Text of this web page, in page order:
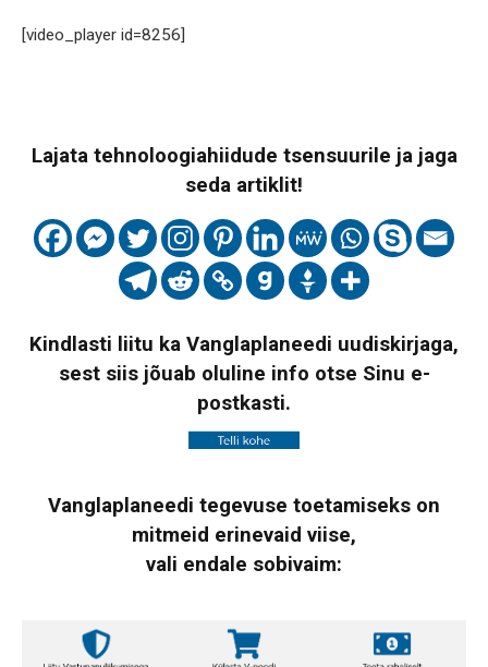
[video_player id=8256]
Lajata tehnoloogiahiidude tsensuurile ja jaga
seda artiklit!
Kindlasti liitu ka Vanglaplaneedi uudiskirjaga,
sest siis jõuab oluline info otse Sinu e-
postkasti.
Vanglaplaneedi tegevuse toetamiseks on
mitmeid erinevaid viise,
vali endale sobivaim: